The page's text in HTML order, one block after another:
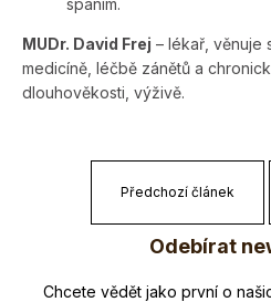
spaním.
MUDr. David Frej – lékař, věnuje
medicíně, léčbě zánětů a
dlouhověkosti, výživě.
Předchozí článek
Odebírat
Nezmeškejte žádné